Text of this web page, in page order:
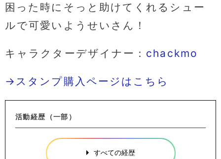
困った時にそっと助けてくれるシュー
ルで可愛いようせいさん！
キャラクターデザイナー： chackmo
→スタンプ購入ページはこちら
活動経歴（一部）
すべての経歴